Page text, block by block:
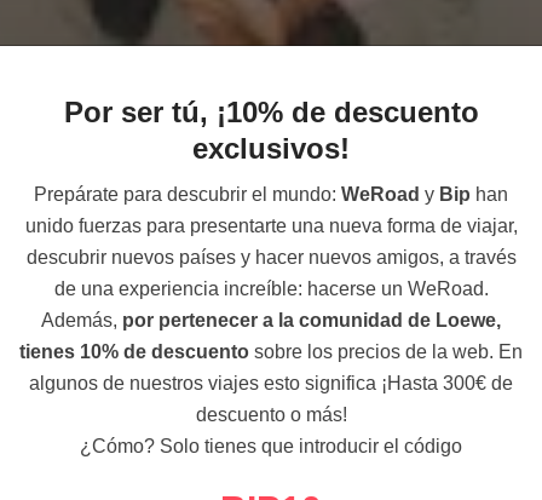
Por ser tú, ¡10% de descuento
exclusivos!
Prepárate para descubrir el mundo: WeRoad y Bip han
unido fuerzas para presentarte una nueva forma de viajar,
descubrir nuevos países y hacer nuevos amigos, a través
de una experiencia increíble: hacerse un WeRoad.
Además, por pertenecer a la comunidad de Loewe,
tienes 10% de descuento sobre los precios de la web. En
algunos de nuestros viajes esto significa ¡Hasta 300€ de
descuento o más!
¿Cómo? Solo tienes que introducir el código